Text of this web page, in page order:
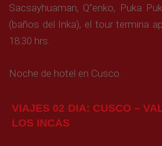
Sacsayhuaman, Q”enko, Puka
(baños del Inka), el tour termina
18:30 hrs.
Noche de hotel en Cusco.
VIAJES 02 DIA: CUSCO –
LOS INCAS